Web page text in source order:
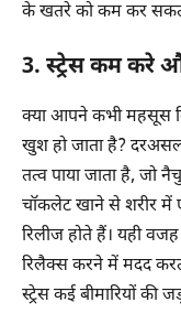
के खतरे को कम कर
3. स्ट्रेस कम करे
क्या आपने कभी महसूस
खुश हो जाता है?
तत्व पाया जाता है, जो
चॉकलेट खाने से शरीर में
रिलीज होते हैं। यही
रिलैक्स करने में मदद
स्ट्रेस कई बीमारियों की